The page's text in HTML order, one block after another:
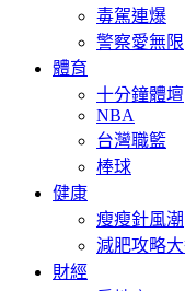
毒駕連爆
警察愛無限
體育
十分鐘體壇
NBA
台灣職籃
棒球
健康
瘦瘦針風潮
減肥攻略
財經